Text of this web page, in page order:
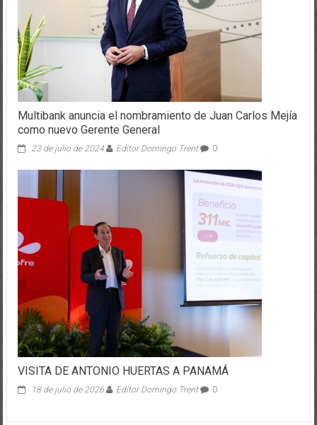
Multibank anuncia el nombramiento de Juan Carlos Mejía
como nuevo Gerente General
23 de julio de 2024 Editor Domingo Trent 0
VISITA DE ANTONIO HUERTAS A PANAMÁ
18 de julio de 2026 Editor Domingo Trent 0